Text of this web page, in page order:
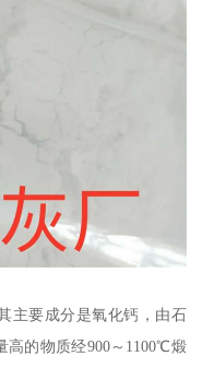
主要成分是氧化钙，由石
高的物质经900～1100℃煅